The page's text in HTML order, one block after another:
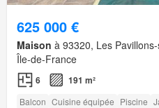
625 000 €
Maison à 93320, Les
Île-de-France
6 191 m²
Balcon Cuisine équipée Piscine